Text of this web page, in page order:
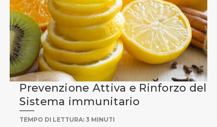
Prevenzione Attiva e Rinforzo del
Sistema immunitario
TEMPO DI LETTURA: 3 MINUTI